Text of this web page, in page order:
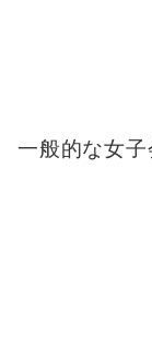
一般的な女